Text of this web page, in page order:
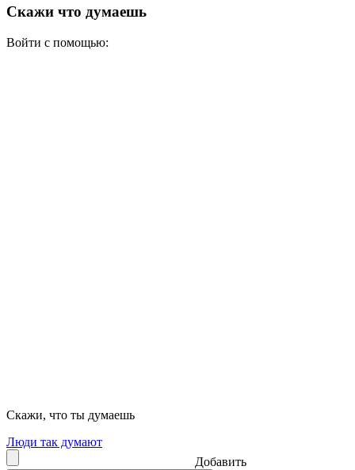
Скажи что думаешь
Войти с помощью:
Скажи, что ты думаешь
Люди так думают
Добавить